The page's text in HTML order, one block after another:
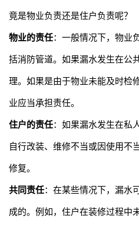
竟是物业负责还是住户负责呢？
物业的责任：一般情况下，物业
括消防管道。如果漏水发生在公
理。如果是由于物业未能及时检
业应当承担责任。
住户的责任：如果漏水发生在私
自行改装、维修不当或因使用不
修复。
共同责任：在某些情况下，漏水
成的。例如，住户在装修过程中